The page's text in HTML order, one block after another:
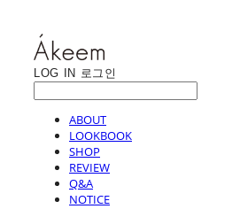
LOG IN 로그인
ABOUT
LOOKBOOK
SHOP
REVIEW
Q&A
NOTICE